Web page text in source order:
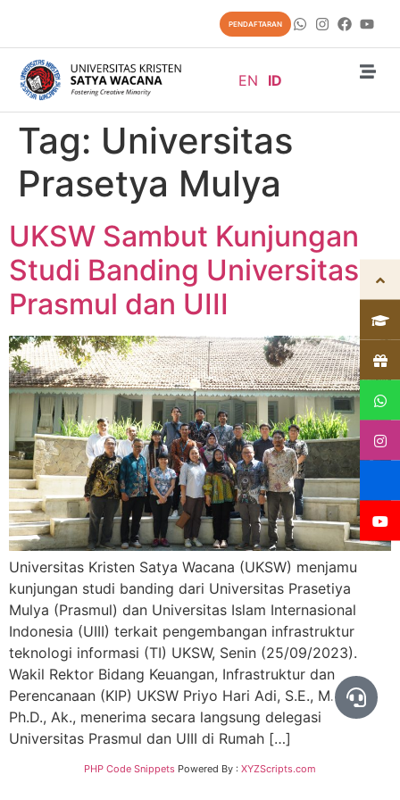
PENDAFTARAN
EN ID
Tag: Universitas
Prasetya Mulya
UKSW Sambut Kunjungan
Studi Banding Universitas
Prasmul dan UIII
Universitas Kristen Satya Wacana (UKSW) menjamu
kunjungan studi banding dari Universitas Prasetiya
Mulya (Prasmul) dan Universitas Islam Internasional
Indonesia (UIII) terkait pengembangan infrastruktur
teknologi informasi (TI) UKSW, Senin (25/09/2023).
Wakil Rektor Bidang Keuangan, Infrastruktur dan
Perencanaan (KIP) UKSW Priyo Hari Adi, S.E., M.Si.,
Ph.D., Ak., menerima secara langsung delegasi
Universitas Prasmul dan UIII di Rumah […]
PHP Code Snippets Powered By : XYZScripts.com